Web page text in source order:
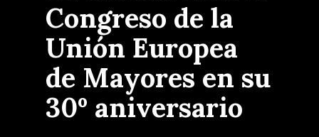
Congreso de la
Unión Europea
de Mayores en su
30º aniversario